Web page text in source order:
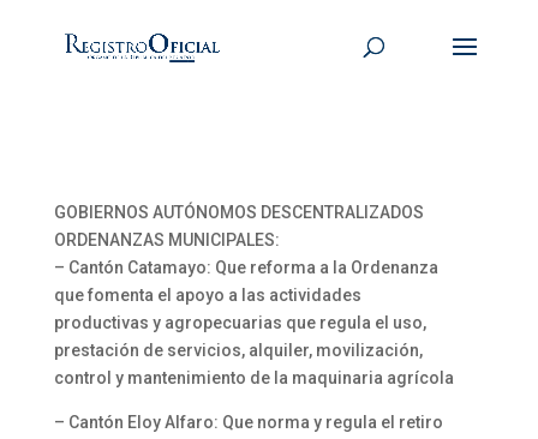
GOBIERNOS AUTÓNOMOS DESCENTRALIZADOS
ORDENANZAS MUNICIPALES:
– Cantón Catamayo: Que reforma a la Ordenanza
que fomenta el apoyo a las actividades
productivas y agropecuarias que regula el uso,
prestación de servicios, alquiler, movilización,
control y mantenimiento de la maquinaria agrícola
– Cantón Eloy Alfaro: Que norma y regula el retiro